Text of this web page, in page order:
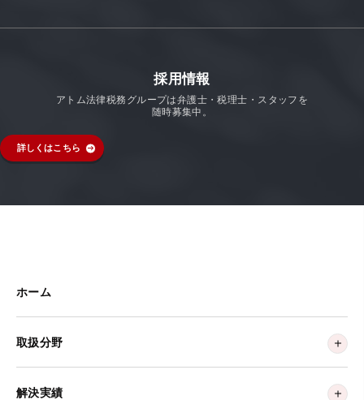
採用情報
アトム法律税務グループは弁護士・税理士・スタッフを
随時募集中。
詳しくはこちら
ホーム
取扱分野
解決実績